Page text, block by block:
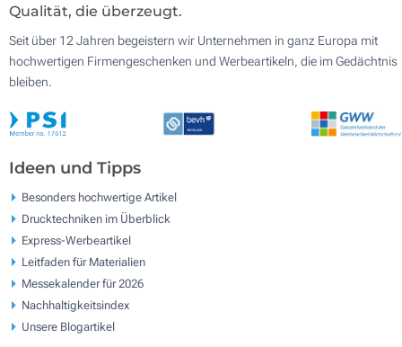
Qualität, die überzeugt.
Seit über 12 Jahren begeistern wir Unternehmen in ganz Europa mit
hochwertigen Firmengeschenken und Werbeartikeln, die im Gedächtnis
bleiben.
Ideen und Tipps
Besonders hochwertige Artikel
Drucktechniken im Überblick
Express-Werbeartikel
Leitfaden für Materialien
Messekalender für 2026
Nachhaltigkeitsindex
Unsere Blogartikel